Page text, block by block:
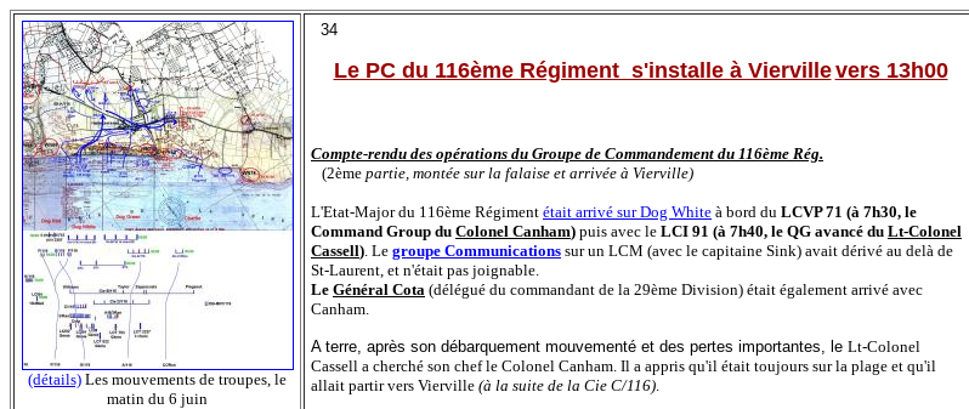
(détails) Les mouvements de troupes, le
matin du 6 juin
34
Le PC du 116ème Régiment s'installe à Viervillevers 13h00
Compte-rendu des opérations du Groupe de Commandement du 116ème Rég.
(2ème partie, montée sur la falaise et arrivée à Vierville)
L'Etat-Major du 116ème Régiment était arrivé sur Dog White à bord du LCVP 71 (à 7h30, le
Command Group du Colonel Canham) puis avec le LCI 91 (à 7h40, le QG avancé du Lt-Colonel
Cassell). Le groupe Communications sur un LCM (avec le capitaine Sink) avait dérivé au delà de
St-Laurent, et n'était pas joignable.
Le Général Cota (délégué du commandant de la 29ème Division) était également arrivé avec
Canham.
A terre, après son débarquement mouvementé et des pertes importantes, le Lt-Colonel
Cassell a cherché son chef le Colonel Canham. Il a appris qu'il était toujours sur la plage et qu'il
allait partir vers Vierville (à la suite de la Cie C/116).